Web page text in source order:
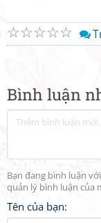
Bình luận
Bạn đang bình luận
quản lý bình luận của
Tên của bạn:
☆
☆
☆
☆
☆